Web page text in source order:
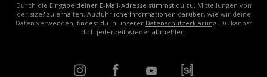
Durch die Eingabe deiner E-Mail-Adresse stimmst du zu, Mitteilungen von
der size? zu erhalten. Ausführliche Informationen darüber, wie wir deine
Daten verwenden, findest du in unserer Datenschutzerklärung. Du kannst
dich jederzeit wieder abmelden.